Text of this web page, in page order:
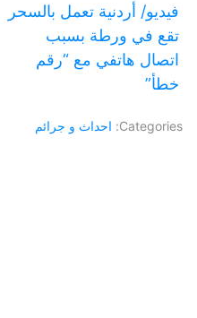
فيديو/ أردنية تعمل بالسحر
تقع في ورطة بسبب
اتصال هاتفي مع “رقم
خطأ”
Categories: احداث و جرائم